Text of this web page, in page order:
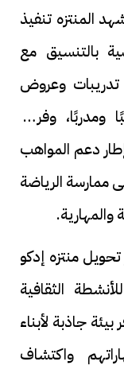
المنتزه تنفيذ
بالتنسيق مع
تدريبات وعروض
فو بمشاركة 20 لاعبًا ومدربًا، وفريق
في إطار دعم المواهب
ممارسة الرياضة
والمهارية.
منتزه إدكو
الثقافية
بيئة جاذبة لأبناء
واكتشاف